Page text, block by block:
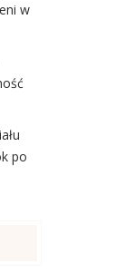
w
po